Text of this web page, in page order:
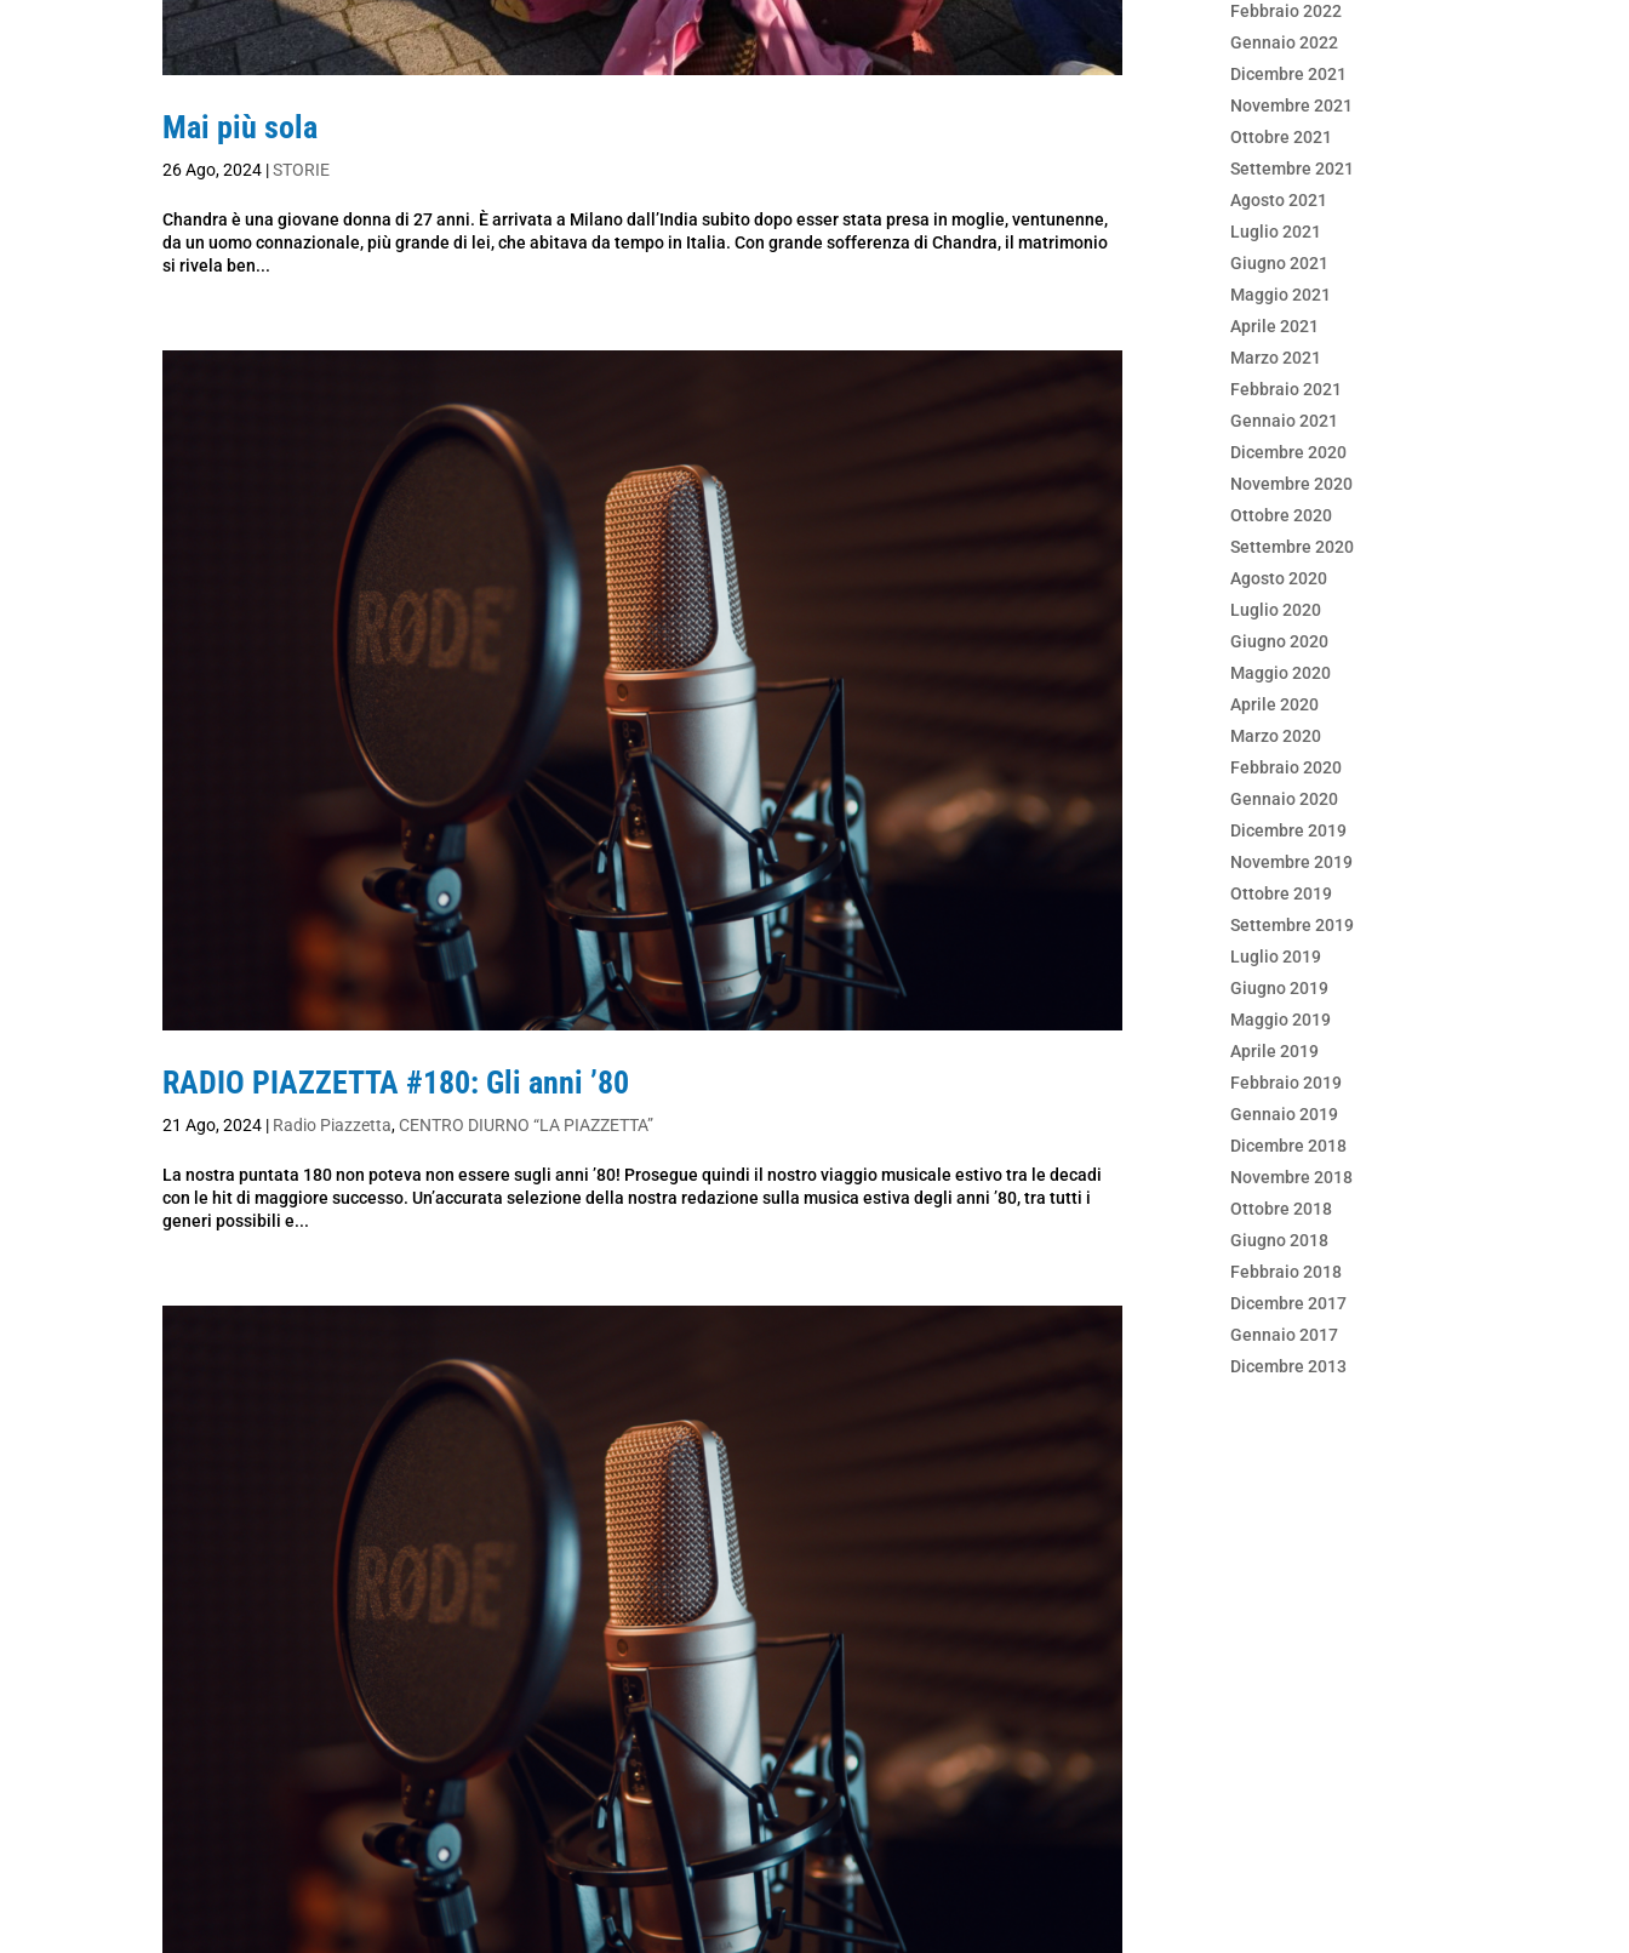
Mai più sola
26 Ago, 2024 |STORIE
Chandra è una giovane donna di 27 anni. È arrivata a Milano dall’India subito dopo esser stata presa in moglie, ventunenne,
da un uomo connazionale, più grande di lei, che abitava da tempo in Italia. Con grande sofferenza di Chandra, il matrimonio
si rivela ben...
RADIO PIAZZETTA #180: Gli anni ’80
21 Ago, 2024 | Radio Piazzetta,CENTRO DIURNO “LA PIAZZETTA”
La nostra puntata 180 non poteva non essere sugli anni ’80! Prosegue quindi il nostro viaggio musicale estivo tra le decadi
con le hit di maggiore successo. Un’accurata selezione della nostra redazione sulla musica estiva degli anni ’80, tra tutti i
generi possibili e...
Febbraio 2022
Gennaio 2022
Dicembre 2021
Novembre 2021
Ottobre 2021
Settembre 2021
Agosto 2021
Luglio 2021
Giugno 2021
Maggio 2021
Aprile 2021
Marzo 2021
Febbraio 2021
Gennaio 2021
Dicembre 2020
Novembre 2020
Ottobre 2020
Settembre 2020
Agosto 2020
Luglio 2020
Giugno 2020
Maggio 2020
Aprile 2020
Marzo 2020
Febbraio 2020
Gennaio 2020
Dicembre 2019
Novembre 2019
Ottobre 2019
Settembre 2019
Luglio 2019
Giugno 2019
Maggio 2019
Aprile 2019
Febbraio 2019
Gennaio 2019
Dicembre 2018
Novembre 2018
Ottobre 2018
Giugno 2018
Febbraio 2018
Dicembre 2017
Gennaio 2017
Dicembre 2013